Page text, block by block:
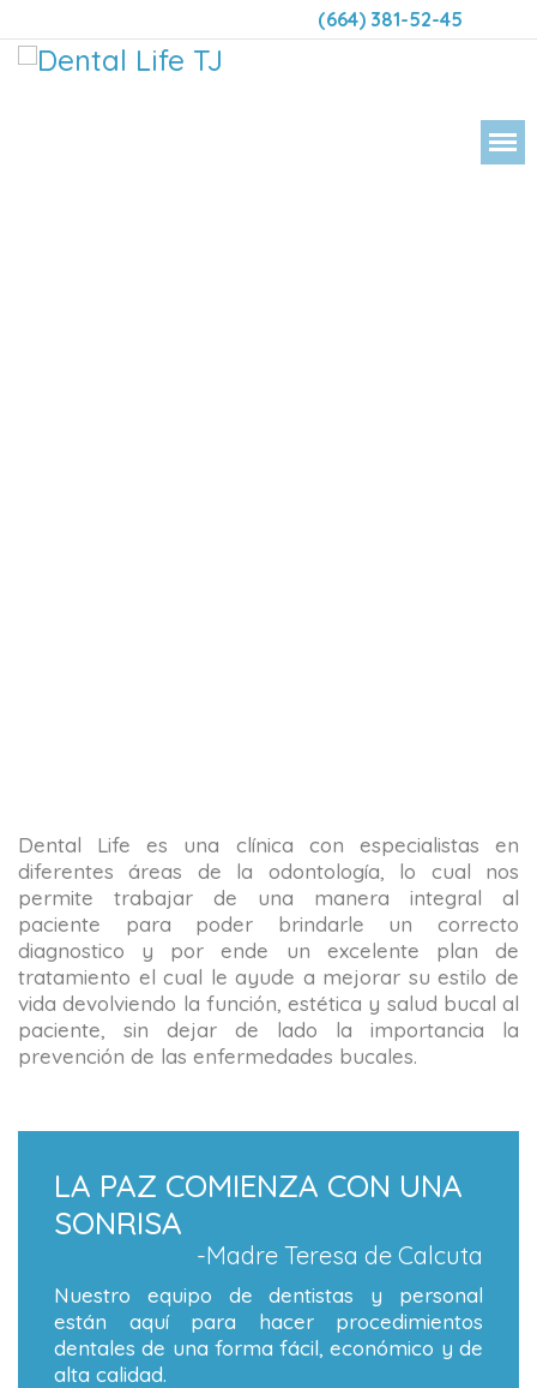
(664) 381-52-45
Dental Life es una clínica con especialistas en
diferentes áreas de la odontología, lo cual nos
permite trabajar de una manera integral al
paciente para poder brindarle un correcto
diagnostico y por ende un excelente plan de
tratamiento el cual le ayude a mejorar su estilo de
vida devolviendo la función, estética y salud bucal al
paciente, sin dejar de lado la importancia la
prevención de las enfermedades bucales.
LA PAZ COMIENZA CON UNA
SONRISA
-Madre Teresa de Calcuta
Nuestro equipo de dentistas y personal
están aquí para hacer procedimientos
dentales de una forma fácil, económico y de
alta calidad.